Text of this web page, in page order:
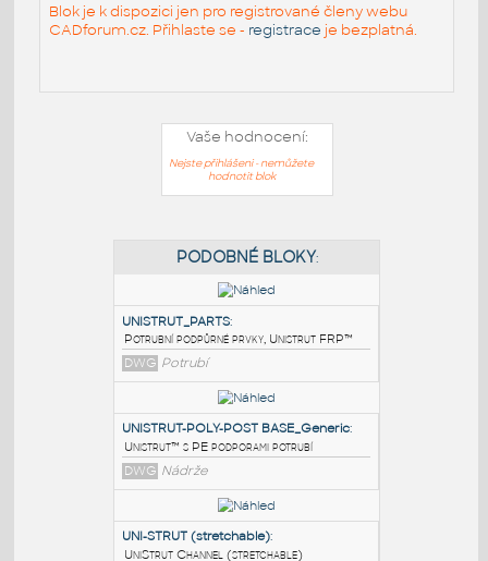
Blok je k dispozici jen pro registrované členy webu
CADforum.cz. Přihlaste se - registrace je bezplatná.
Vaše hodnocení:
Nejste přihlášeni - nemůžete
hodnotit blok
PODOBNÉ BLOKY
UNISTRUT_PARTS
Potrubní podpůrné prvky, Unistrut FRP™
DWG Potrubí